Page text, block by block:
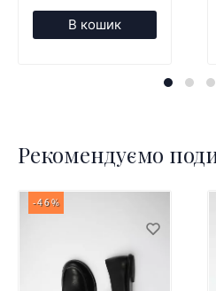
В кошик
Рекомендуємо
-46%